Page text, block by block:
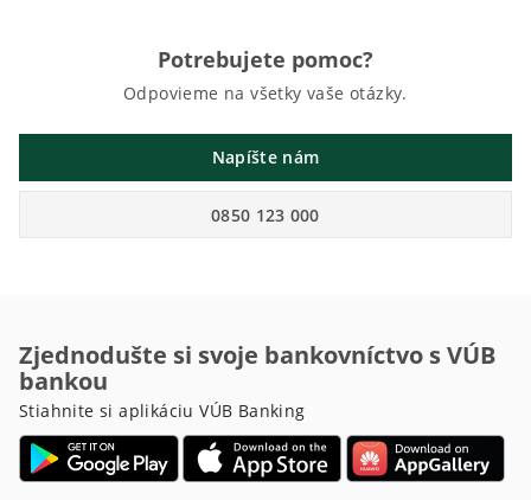
Potrebujete pomoc?
Odpovieme na všetky vaše otázky.
Napíšte nám
0850 123 000
Zjednodušte si svoje bankovníctvo s VÚB
bankou
Stiahnite si aplikáciu VÚB Banking